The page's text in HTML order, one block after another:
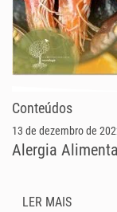
Conteúdos
13 de dezembro de
Alergia
LER MAIS